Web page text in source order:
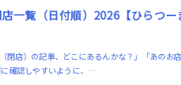
一覧（日付順）2026【ひらつー
閉店）の記事、どこにあるんかな？」「あのお
確認しやすいように、…